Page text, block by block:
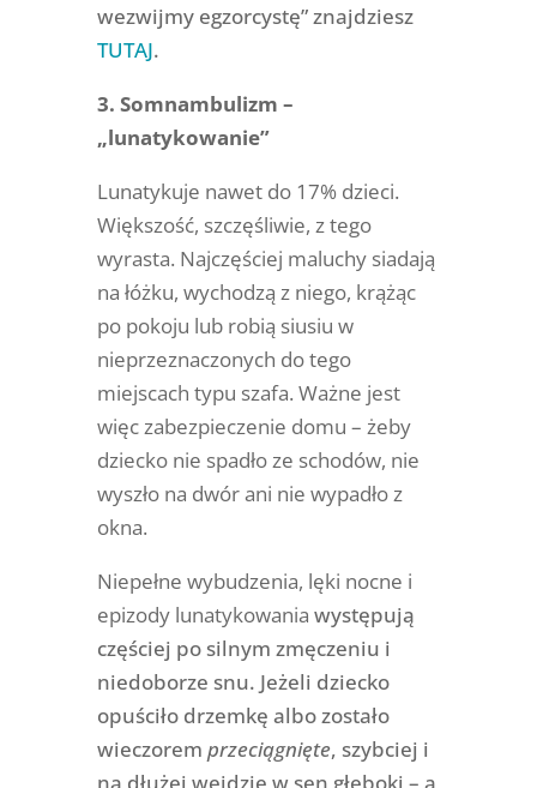
wezwijmy egzorcystę” znajdziesz
TUTAJ.
3. Somnambulizm –
„lunatykowanie”
Lunatykuje nawet do 17% dzieci.
Większość, szczęśliwie, z tego
wyrasta. Najczęściej maluchy siadają
na łóżku, wychodzą z niego, krążąc
po pokoju lub robią siusiu w
nieprzeznaczonych do tego
miejscach typu szafa. Ważne jest
więc zabezpieczenie domu – żeby
dziecko nie spadło ze schodów, nie
wyszło na dwór ani nie wypadło z
okna.
Niepełne wybudzenia, lęki nocne i
epizody lunatykowania występują
częściej po silnym zmęczeniu i
niedoborze snu. Jeżeli dziecko
opuściło drzemkę albo zostało
wieczorem przeciągnięte, szybciej i
na dłużej wejdzie w sen głęboki – a